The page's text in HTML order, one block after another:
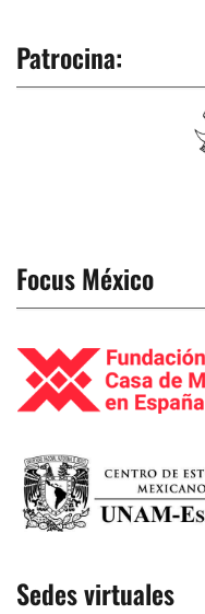
Patrocina:
Focus México
Sedes virtuales